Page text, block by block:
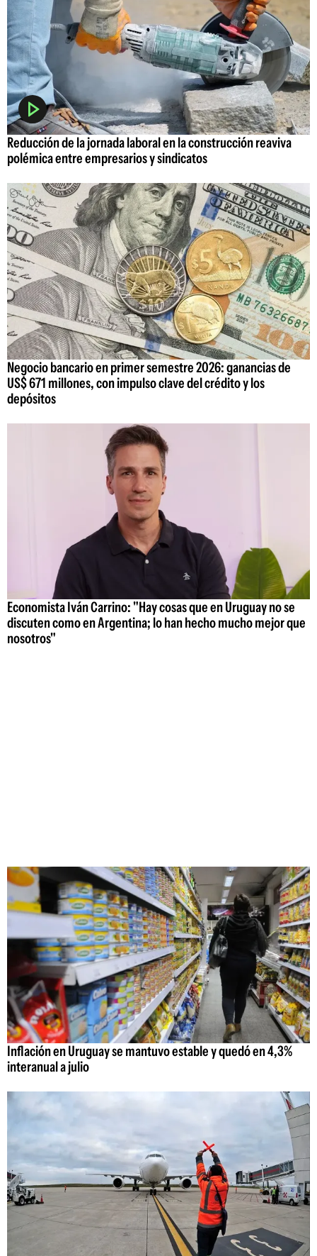
Reducción de la jornada laboral en la construcción reaviva
polémica entre empresarios y sindicatos
Negocio bancario en primer semestre 2026: ganancias de
US$ 671 millones, con impulso clave del crédito y los
depósitos
Economista Iván Carrino: "Hay cosas que en Uruguay no se
discuten como en Argentina; lo han hecho mucho mejor que
nosotros"
Inflación en Uruguay se mantuvo estable y quedó en 4,3%
interanual a julio